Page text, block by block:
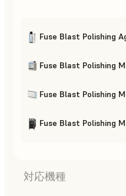
Fuse Blast Polishing
Fuse Blast Polishing
Fuse Blast Polishing
Fuse Blast Polishing
対応機種